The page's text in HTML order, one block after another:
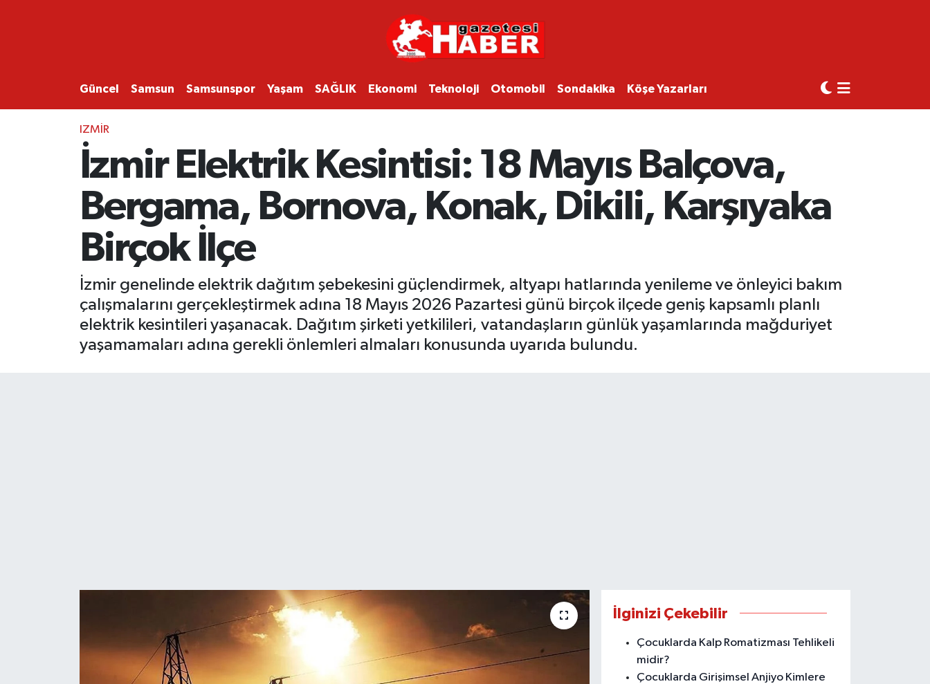
Güncel Samsun Samsunspor Yaşam SAĞLIK Ekonomi Teknoloji Otomobil Sondakika Köşe Yazarları
IZMIR
İzmir Elektrik Kesintisi: 18 Mayıs Balçova,
Bergama, Bornova, Konak, Dikili, Karşıyaka
Birçok İlçe
İzmir genelinde elektrik dağıtım şebekesini güçlendirmek, altyapı hatlarında yenileme ve önleyici bakım
çalışmalarını gerçekleştirmek adına 18 Mayıs 2026 Pazartesi günü birçok ilçede geniş kapsamlı planlı
elektrik kesintileri yaşanacak. Dağıtım şirketi yetkilileri, vatandaşların günlük yaşamlarında mağduriyet
yaşamamaları adına gerekli önlemleri almaları konusunda uyarıda bulundu.
İlginizi Çekebilir
Çocuklarda Kalp Romatizması Tehlikeli
midir?
Çocuklarda Girişimsel Anjiyo Kimlere
SAMSUN
SAMSUNSPOR
EKONOMİ